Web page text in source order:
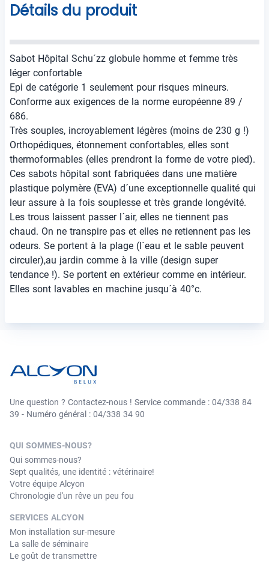
Détails du produit
Sabot Hôpital Schu´zz globule homme et femme très
léger confortable
Epi de catégorie 1 seulement pour risques mineurs.
Conforme aux exigences de la norme européenne 89 /
686.
Très souples, incroyablement légères (moins de 230 g !)
Orthopédiques, étonnement confortables, elles sont
thermoformables (elles prendront la forme de votre pied).
Ces sabots hôpital sont fabriquées dans une matière
plastique polymère (EVA) d´une exceptionnelle qualité qui
leur assure à la fois souplesse et très grande longévité.
Les trous laissent passer l´air, elles ne tiennent pas
chaud. On ne transpire pas et elles ne retiennent pas les
odeurs. Se portent à la plage (l´eau et le sable peuvent
circuler),au jardin comme à la ville (design super
tendance !). Se portent en extérieur comme en intérieur.
Elles sont lavables en machine jusqu´à 40°c.
Une question ? Contactez-nous ! Service commande : 04/338 84
39 - Numéro général : 04/338 34 90
QUI SOMMES-NOUS?
Qui sommes-nous?
Sept qualités, une identité : vétérinaire!
Votre équipe Alcyon
Chronologie d'un rêve un peu fou
SERVICES ALCYON
Mon installation sur-mesure
La salle de séminaire
Le goût de transmettre